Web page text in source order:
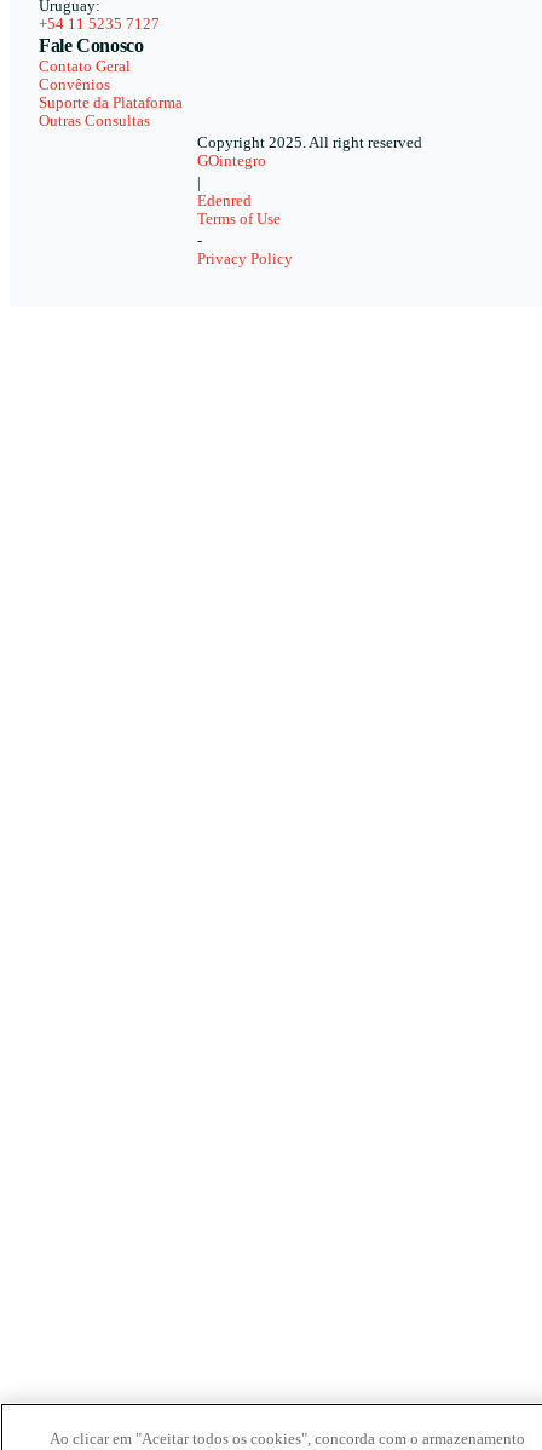
Uruguay:
+54 11 5235 7127
Fale Conosco
Contato Geral
Convênios
Suporte da Plataforma
Outras Consultas
Copyright 2025. All right reserved
GOintegro
|
Edenred
Terms of Use
-
Privacy Policy
Ao clicar em "Aceitar todos os cookies", concorda com o armazenamento